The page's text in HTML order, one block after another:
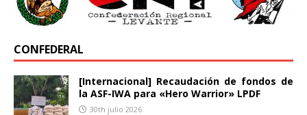
CONFEDERAL
[Internacional] Recaudación de fondos de
la ASF-IWA para «Hero Warrior» LPDF
30th julio 2026